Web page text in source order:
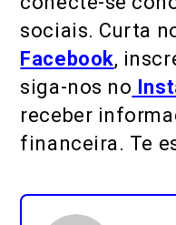
sociais. Curta
Facebook,
siga-nos no
receber
financeira. Te